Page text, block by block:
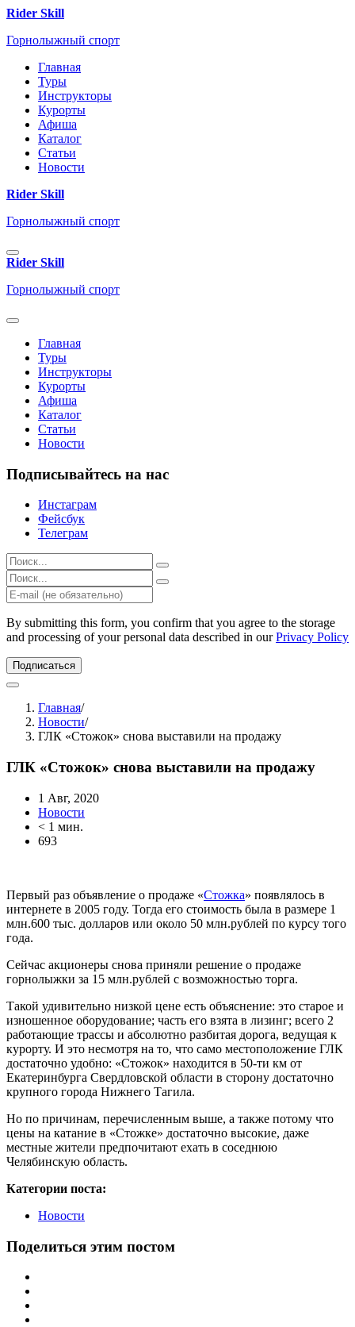
Rider Skill
Горнолыжный спорт
Главная
Туры
Инструкторы
Курорты
Афиша
Каталог
Статьи
Новости
Rider Skill
Горнолыжный спорт
Rider Skill
Горнолыжный спорт
Главная
Туры
Инструкторы
Курорты
Афиша
Каталог
Статьи
Новости
Подписывайтесь на нас
Инстаграм
Фейсбук
Телеграм
Результаты
поиска
для:
%s:
Результаты
поиска
для:
%s:
By submitting this form, you confirm that you agree to the storage
and processing of your personal data described in ourPrivacy Policy
Подписаться
Главная/
Новости/
ГЛК «Стожок» снова выставили на продажу
ГЛК «Стожок» снова выставили на продажу
1 Авг, 2020
Новости
< 1 мин.
693
Первый раз объявление о продаже «Стожка» появлялось в
интернете в 2005 году. Тогда его стоимость была в размере 1
млн.600 тыс. долларов или около 50 млн.рублей по курсу того
года.
Сейчас акционеры снова приняли решение о продаже
горнолыжки за 15 млн.рублей с возможностью торга.
Такой удивительно низкой цене есть объяснение: это старое и
изношенное оборудование; часть его взята в лизинг; всего 2
работающие трассы и абсолютно разбитая дорога, ведущая к
курорту. И это несмотря на то, что само местоположение ГЛК
достаточно удобно: «Стожок» находится в 50-ти км от
Екатеринбурга Свердловской области в сторону достаточно
крупного города Нижнего Тагила.
Но по причинам, перечисленным выше, а также потому что
цены на катание в «Стожке» достаточно высокие, даже
местные жители предпочитают ехать в соседнюю
Челябинскую область.
Категории поста:
Новости
Поделиться этим постом